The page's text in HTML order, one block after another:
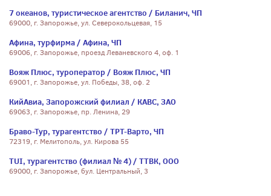
7 океанов, туристическое агентство / Биланич, ЧП
69000, г. Запорожье, ул. Северокольцевая, 15
Афина, турфирма / Афина, ЧП
69006, г. Запорожье, проезд Леваневского 4, оф. 1
Вояж Плюс, туроператор / Вояж Плюс, ЧП
69001, г. Запорожье, ул. Победы, 38, оф. 2
КийАвиа, Запорожский филиал / КАВС, ЗАО
69063, г. Запорожье, пр. Ленина, 29
Браво-Тур, турагентство / ТРТ-Варто, ЧП
72319, г. Мелитополь, ул. Кирова 55
TUI, турагентство (филиал № 4) / ТТВК, ООО
69000, г. Запорожье, бул. Центральный, 3